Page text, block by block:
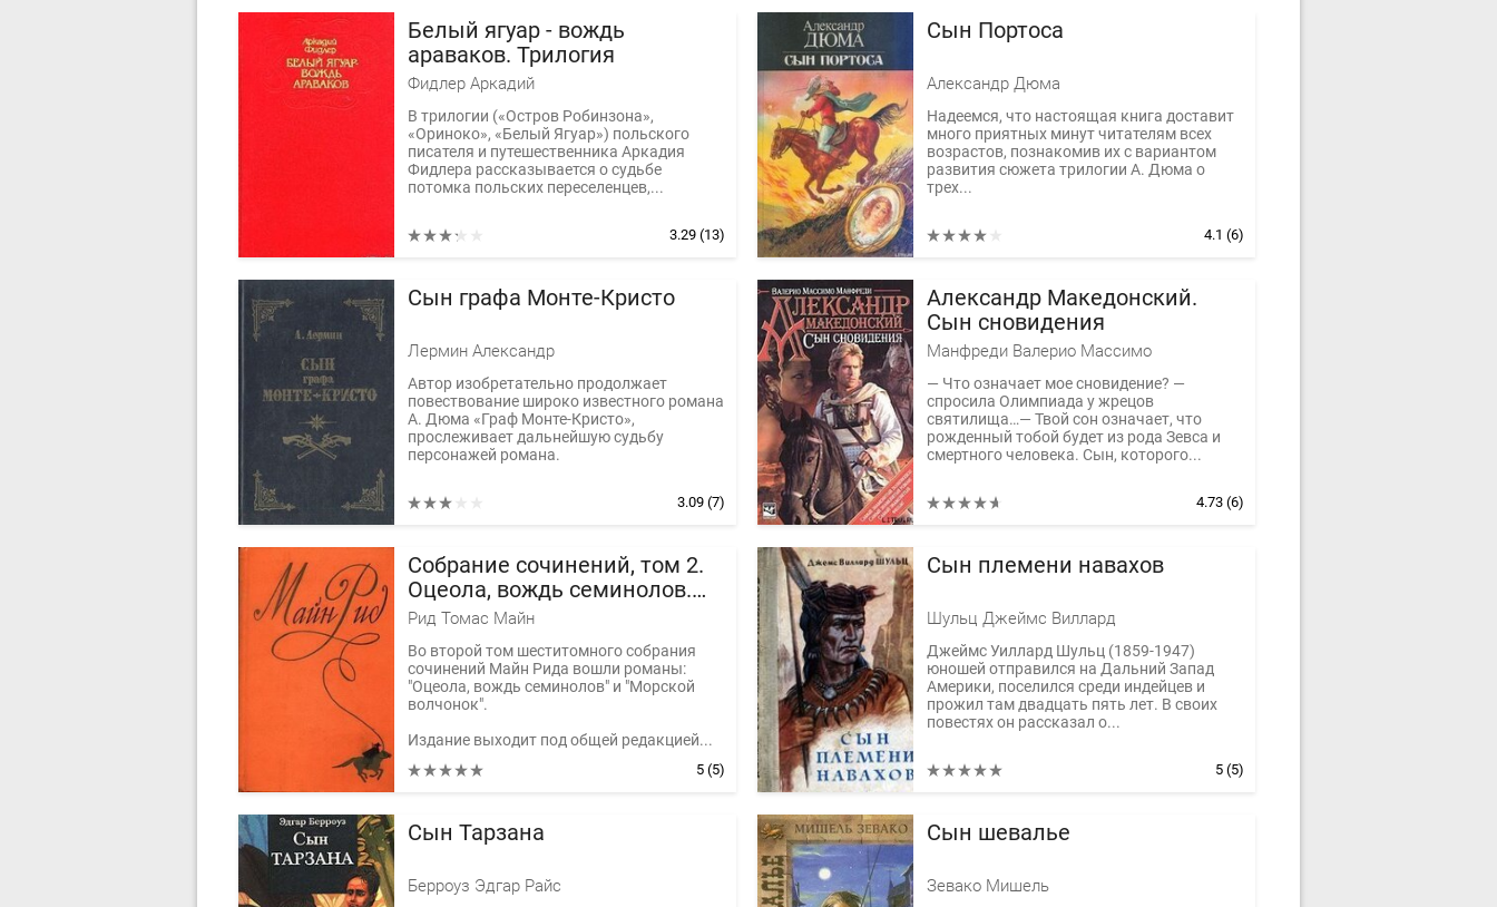
Белый ягуар - вождь
араваков. Трилогия
Фидлер Аркадий
В трилогии («Остров Робинзона»,
«Ориноко», «Белый Ягуар») польского
писателя и путешественника Аркадия
Фидлера рассказывается о судьбе
потомка польских переселенцев,...
3.29 (13)
Сын Портоса
Александр Дюма
Надеемся, что настоящая книга доставит
много приятных минут читателям всех
возрастов, познакомив их с вариантом
развития сюжета трилогии А. Дюма о
трех...
4.1 (6)
Сын графа Монте-Кристо
Лермин Александр
Автор изобретательно продолжает
повествование широко известного романа
А. Дюма «Граф Монте-Кристо»,
прослеживает дальнейшую судьбу
персонажей романа.
3.09 (7)
Александр Македонский.
Сын сновидения
Манфреди Валерио Массимо
— Что означает мое сновидение? —
спросила Олимпиада у жрецов
святилища…— Твой сон означает, что
рожденный тобой будет из рода Зевса и
смертного человека. Сын, которого...
4.73(6)
Собрание сочинений, том 2.
Оцеола, вождь семинолов.
Морской волчонок
Рид Томас Майн
Во второй том шеститомного собрания
сочинений Майн Рида вошли романы:
"Оцеола, вождь семинолов" и "Морской
волчонок".
Издание выходит под общей редакцией...
5 (5)
Сын племени навахов
Шульц Джеймс Виллард
Джеймс Уиллард Шульц (1859-1947)
юношей отправился на Дальний Запад
Америки, поселился среди индейцев и
прожил там двадцать пять лет. В своих
повестях он рассказал о...
5(5)
Сын Тарзана
Берроуз Эдгар Райс
Сын шевалье
Зевако Мишель